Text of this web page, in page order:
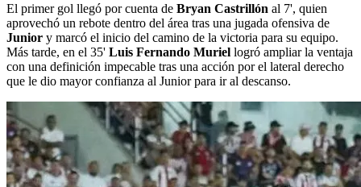
El primer gol llegó por cuenta de Bryan Castrillón al 7', quien
aprovechó un rebote dentro del área tras una jugada ofensiva de
Junior y marcó el inicio del camino de la victoria para su equipo.
Más tarde, en el 35' Luis Fernando Muriel logró ampliar la ventaja
con una definición impecable tras una acción por el lateral derecho
que le dio mayor confianza al Junior para ir al descanso.